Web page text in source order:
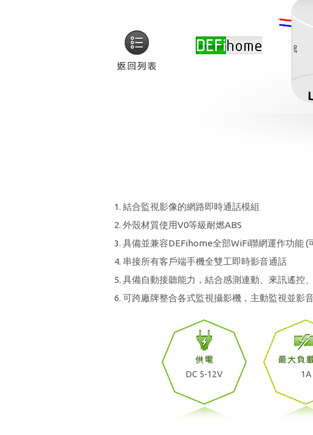
結合監視影像的網路即時通話模組
外殼材質使用V0等級耐燃ABS
具備並兼容DEFihome全部WiFi聯網運作功能
串接所有客戶端手機全雙工即時影音通話
具備自動接聽能力，結合感測連動、來訊遙控
可跨廠牌整合各式監視攝影機，主動監視並影
DC 5-12V 1A